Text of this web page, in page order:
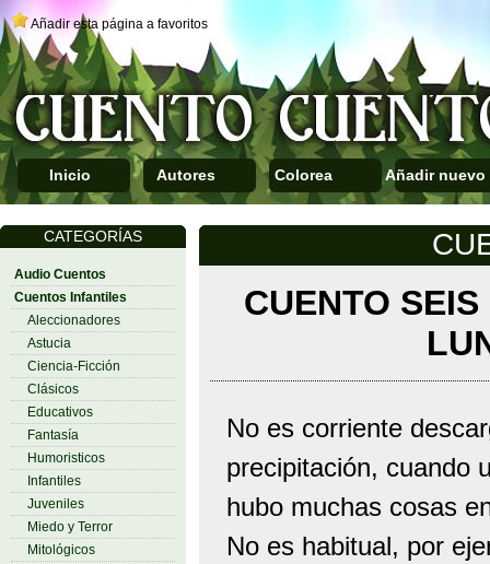
Añadir esta página a favoritos
Inicio Autores Colorea Añadir nuevo
CATEGORÍAS
Audio Cuentos
Cuentos Infantiles
Aleccionadores
Astucia
Ciencia-Ficción
Clásicos
Educativos
Fantasía
Humoristicos
Infantiles
Juveniles
Miedo y Terror
Mitológicos
CUENTO
No es corriente
precipitación, cuando
hubo muchas cosas
No es habitual, por